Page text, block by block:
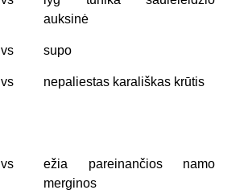
auksinė
vs supo
vs nepaliestas karališkas krūtis
vs
ežia pareinančios namo
merginos